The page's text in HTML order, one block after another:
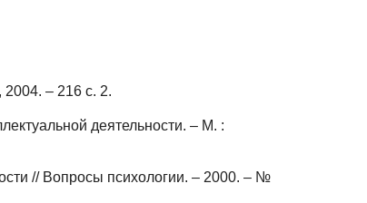
– 216 с. 2.
деятельности. – М. :
// Вопросы психологии. – 2000. – №